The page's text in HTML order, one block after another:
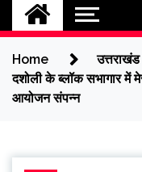
Home उत्तराखंड
दशोली के ब्लॉक सभागार में
आयोजन संपन्न